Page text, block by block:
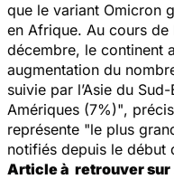
que le variant Omicron
en Afrique. Au cours
décembre, le continent
augmentation du
suivie par l’Asie du
Amériques (7%)",
représente "le plus
notifiés depuis le début
Article à retrouver sur